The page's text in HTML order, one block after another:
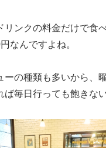
リンクの料金だけで食
なんですよね。
ーの種類も多いから、
ば毎日行っても飽きな